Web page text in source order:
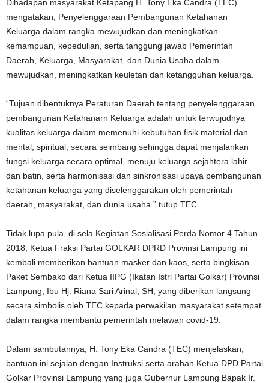
Dihadapan masyarakat Ketapang H. Tony Eka Candra (TEC)
mengatakan, Penyelenggaraan Pembangunan Ketahanan
Keluarga dalam rangka mewujudkan dan meningkatkan
kemampuan, kepedulian, serta tanggung jawab Pemerintah
Daerah, Keluarga, Masyarakat, dan Dunia Usaha dalam
mewujudkan, meningkatkan keuletan dan ketangguhan keluarga.
“Tujuan dibentuknya Peraturan Daerah tentang penyelenggaraan
pembangunan Ketahanarn Keluarga adalah untuk terwujudnya
kualitas keluarga dalam memenuhi kebutuhan fisik material dan
mental, spiritual, secara seimbang sehingga dapat menjalankan
fungsi keluarga secara optimal, menuju keluarga sejahtera lahir
dan batin, serta harmonisasi dan sinkronisasi upaya pembangunan
ketahanan keluarga yang diselenggarakan oleh pemerintah
daerah, masyarakat, dan dunia usaha.” tutup TEC.
Tidak lupa pula, di sela Kegiatan Sosialisasi Perda Nomor 4 Tahun
2018, Ketua Fraksi Partai GOLKAR DPRD Provinsi Lampung ini
kembali memberikan bantuan masker dan kaos, serta bingkisan
Paket Sembako dari Ketua IIPG (Ikatan Istri Partai Golkar) Provinsi
Lampung, Ibu Hj. Riana Sari Arinal, SH, yang diberikan langsung
secara simbolis oleh TEC kepada perwakilan masyarakat setempat
dalam rangka membantu pemerintah melawan covid-19.
Dalam sambutannya, H. Tony Eka Candra (TEC) menjelaskan,
bantuan ini sejalan dengan Instruksi serta arahan Ketua DPD Partai
Golkar Provinsi Lampung yang juga Gubernur Lampung Bapak Ir.